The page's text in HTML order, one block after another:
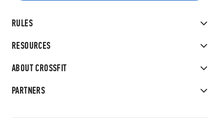
RULES
RESOURCES
ABOUT CROSSFIT
PARTNERS